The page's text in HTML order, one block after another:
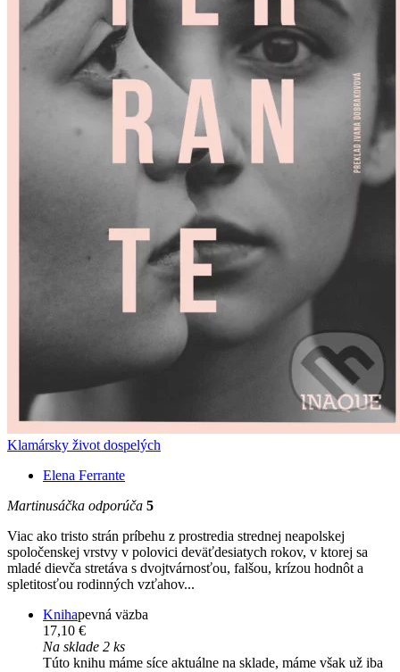
Klamársky život dospelých
Elena Ferrante
Martinusáčka odporúča 5
Viac ako tristo strán príbehu z prostredia strednej neapolskej
spoločenskej vrstvy v polovici deväťdesiatych rokov, v ktorej sa
mladé dievča stretáva s dvojtvárnosťou, falšou, krízou hodnôt a
spletitosťou rodinných vzťahov...
Knihapevná väzba
17,10 €
Na sklade 2 ks
Túto knihu máme síce aktuálne na sklade, máme však už iba